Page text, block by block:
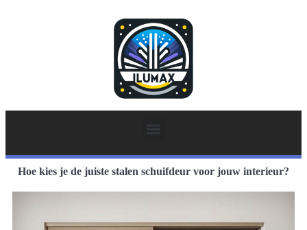
Hoe kies je de juiste stalen schuifdeur voor jouw interieur?